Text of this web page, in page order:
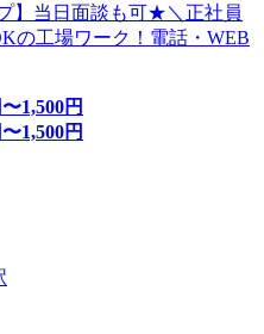
】当日面談も可★＼正社員
の工場ワーク！電話・WEB
〜1,500円
〜1,500円